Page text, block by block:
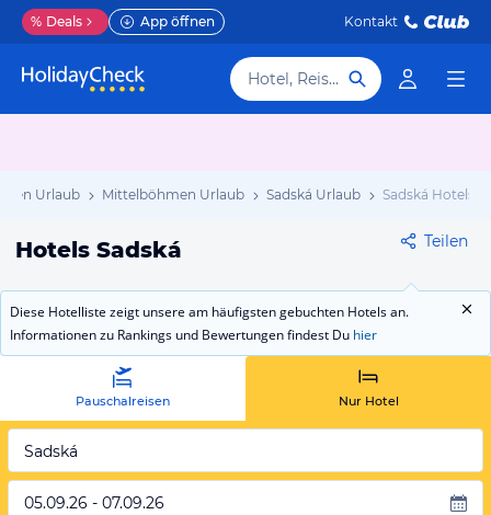
% Deals App öffnen Kontakt
Hotel, Reiseziel
Urlaub Mittelböhmen Urlaub Sadská Urlaub Sadská Hotels
Hotels Sadská Teilen
Diese Hotelliste zeigt unsere am häufigsten gebuchten Hotels an.
Informationen zu Rankings und Bewertungen findest Du hier
Pauschalreisen Nur Hotel
Sadská
05.09.26 - 07.09.26